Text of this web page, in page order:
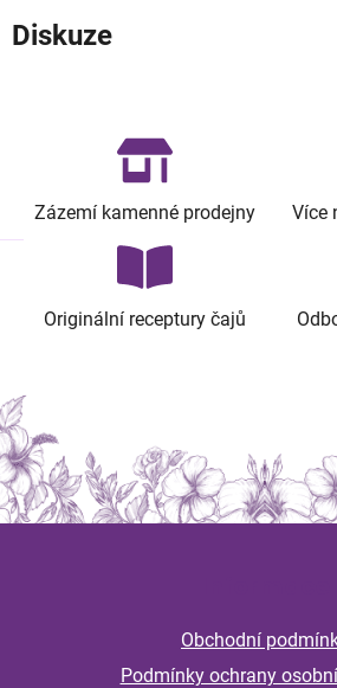
Diskuze
Zázemí kamenné prodejny Více
Originální receptury čajů
Z
Obchodní
Podmínky ochrany